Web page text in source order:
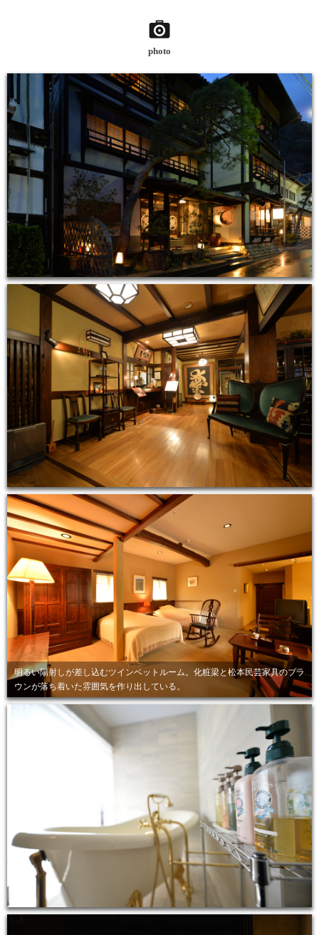
photo
明るい陽射しが差し込むツインベットルーム。化粧梁と松本民芸家具のブラ
ウンが落ち着いた雰囲気を作り出している。